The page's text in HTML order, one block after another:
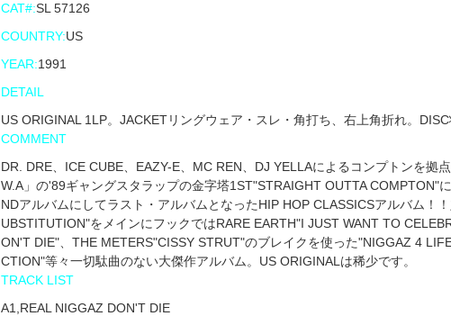
CAT#:SL 57126
COUNTRY:US
YEAR:1991
DETAIL
US ORIGINAL 1LP。JACKETリングウェア・スレ・角打ち、右上角折れ。DISC
COMMENT
DR. DRE、ICE CUBE、EAZY-E、MC REN、DJ YELLAによるコンプトンを拠
W.A」の'89ギャングスタラップの金字塔1ST"STRAIGHT OUTTA COMPTON"
NDアルバムにしてラスト・アルバムとなったHIP HOP CLASSICSアルバム！
UBSTITUTION"をメインにフックではRARE EARTH"I JUST WANT TO
ON'T DIE"、THE METERS"CISSY STRUT"のブレイクを使った"NIGGAZ 4
CTION"等々一切駄曲のない大傑作アルバム。US ORIGINALは稀少です。
TRACK LIST
A1,REAL NIGGAZ DON'T DIE